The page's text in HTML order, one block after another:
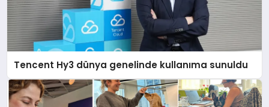
Tencent Hy3 dünya genelinde kullanıma sunuldu